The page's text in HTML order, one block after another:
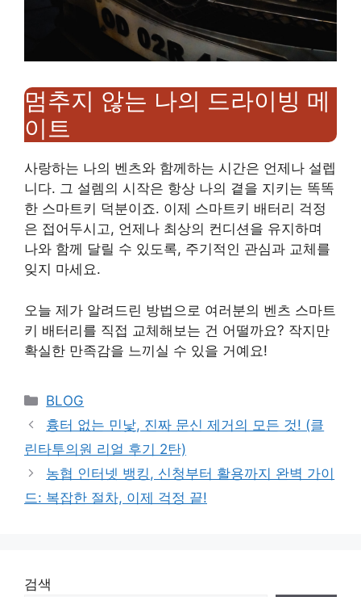
멈추지 않는 나의 드라이빙 메
이트
사랑하는 나의 벤츠와 함께하는 시간은 언제나 설렙
니다. 그 설렘의 시작은 항상 나의 곁을 지키는 똑똑
한 스마트키 덕분이죠. 이제 스마트키 배터리 걱정
은 접어두시고, 언제나 최상의 컨디션을 유지하며
나와 함께 달릴 수 있도록, 주기적인 관심과 교체를
잊지 마세요.
오늘 제가 알려드린 방법으로 여러분의 벤츠 스마트
키 배터리를 직접 교체해보는 건 어떨까요? 작지만
확실한 만족감을 느끼실 수 있을 거예요!
Categories
BLOG
흉터 없는 민낯, 진짜 문신 제거의 모든 것! (클
린타투의원 리얼 후기 2탄)
농협 인터넷 뱅킹, 신청부터 활용까지 완벽 가이
드: 복잡한 절차, 이제 걱정 끝!
검색